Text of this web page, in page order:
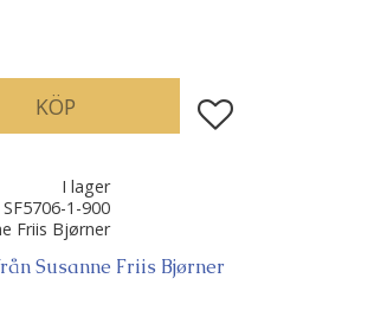
KÖP Lägg till i favoriter
I lager
SF5706-1-900
Friis Bjørner
Susanne Friis Bjørner